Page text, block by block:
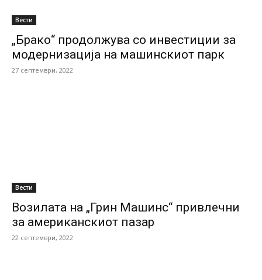
Вести
„Брако“ продолжува со инвестиции за
модернизација на машинскиот парк
27 септември, 2022
Вести
Возилата на „Грин Машинс“ привлечни
за американскиот пазар
22 септември, 2022